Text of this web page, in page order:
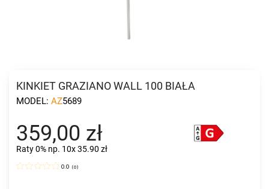
KINKIET GRAZIANO WALL 100 BIAŁA
MODEL: AZ5689
359,00 zł
Raty 0% np. 10x 35.90 zł
0.0 (0)